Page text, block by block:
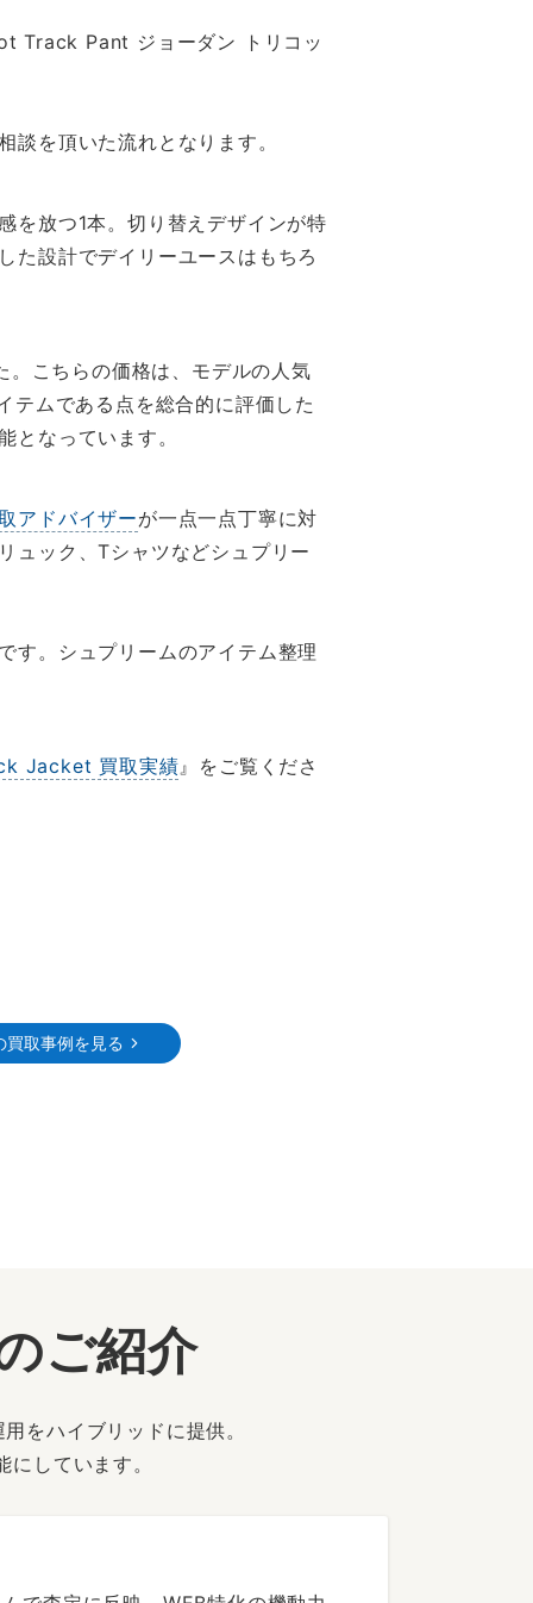
Track Pant ジョーダン トリコッ
を頂いた流れとなります。
を放つ1本。切り替えデザインが特
た設計でデイリーユースはもちろ
。こちらの価格は、モデルの人気
テムである点を総合的に評価した
となっています。
アドバイザーが一点一点丁寧に対
ュック、Tシャツなどシュプリー
す。シュプリームのアイテム整理
Jacket 買取実績』をご覧くださ
買取事例を見る
ご紹介
をハイブリッドに提供。
しています。